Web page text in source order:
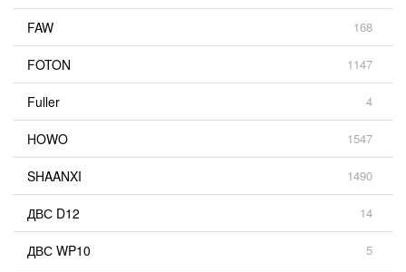
FAW 168
FOTON 1147
Fuller 4
HOWO 1547
SHAANXI 1490
ДВС D12 14
ДВС WP10 5